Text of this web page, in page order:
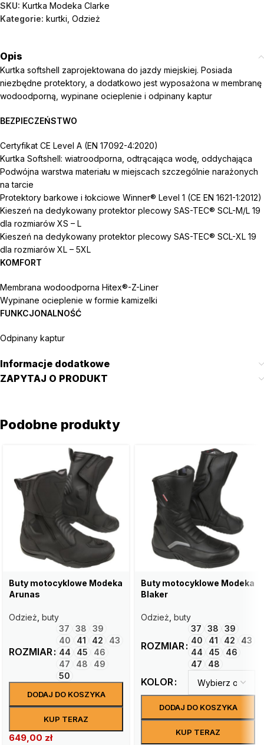
SKU: Kurtka Modeka Clarke
Kategorie: kurtki Odzież
Opis
Kurtka softshell zaprojektowana do jazdy miejskiej. Posiada
niezbędne protektory, a dodatkowo jest wyposażona w membranę
wodoodporną, wypinane ocieplenie i odpinany kaptur
BEZPIECZEŃSTWO
Certyfikat CE Level A (EN 17092-4:2020)
Kurtka Softshell: wiatroodporna, odtrącająca wodę, oddychająca
Podwójna warstwa materiału w miejscach szczególnie narażonych
na tarcie
Protektory barkowe i łokciowe Winner® Level 1 (CE EN 1621-1:2012)
Kieszeń na dedykowany protektor plecowy SAS-TEC® SCL-M/L 19
dla rozmiarów XS – L
Kieszeń na dedykowany protektor plecowy SAS-TEC® SCL-XL 19
dla rozmiarów XL – 5XL
KOMFORT
Membrana wodoodporna Hitex®-Z-Liner
Wypinane ocieplenie w formie kamizelki
FUNKCJONALNOŚĆ
Odpinany kaptur
Informacje dodatkowe
ZAPYTAJ O PRODUKT
Podobne produkty
Buty motocyklowe Modeka
Arunas
Odzież buty
ROZMIAR
37 38
39
40
41 42
43
44
45
46
47
48
49
50
DODAJ DO KOSZYKA
KUP TERAZ
649,00 zł
Buty motocyklowe Modeka
Blaker
Odzież buty
ROZMIAR
37 38
39
40
41 42
43
44
45
46
47
48
KOLOR
DODAJ DO KOSZYKA
KUP TERAZ